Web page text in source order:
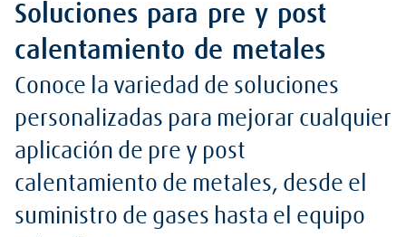
Soluciones para pre y post
calentamiento de metales
Conoce la variedad de soluciones
personalizadas para mejorar cualquier
aplicación de pre y post
calentamiento de metales, desde el
suministro de gases hasta el equipo